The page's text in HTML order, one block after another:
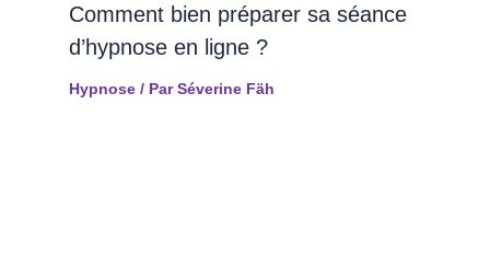
Comment bien préparer sa séance
d’hypnose en ligne ?
Hypnose/ ParSéverine Fäh